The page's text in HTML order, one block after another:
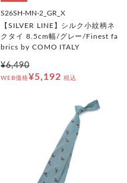
S26SH-MN-2_GR_X
【SILVER LINE】シルク小紋柄ネ
クタイ 8.5cm幅/グレー/Finest fa
brics by COMO ITALY
¥6,490
WEB価格¥5,192 税込